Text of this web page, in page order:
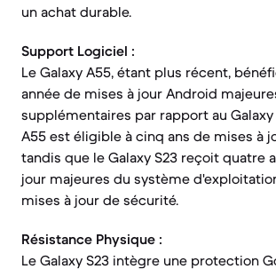
un achat durable.
Support Logiciel :
Le Galaxy A55, étant plus récent,
année de mises à jour Android
supplémentaires par rapport au Galaxy
A55 est éligible à cinq ans de mises à
tandis que le Galaxy S23 reçoit quatre
jour majeures du système
mises à jour de sécurité.
Résistance Physique :
Le Galaxy S23 intègre une protection